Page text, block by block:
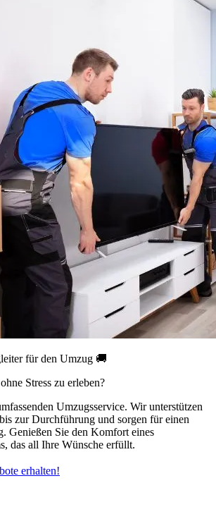
für den Umzug 🚚
Stress zu erleben?
Umzugsservice. Wir unterstützen
zur Durchführung und sorgen für einen
Genießen Sie den Komfort eines
das all Ihre Wünsche erfüllt.
erhalten!